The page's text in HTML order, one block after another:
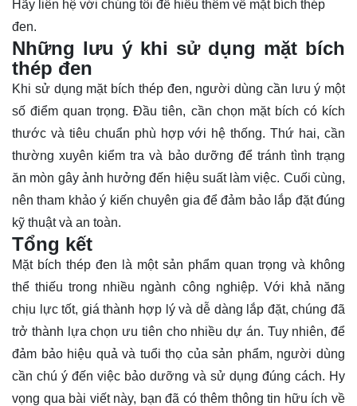
Hãy liên hệ với chúng tôi để hiểu thêm về mặt bích thép
đen.
Những lưu ý khi sử dụng mặt bích
thép đen
Khi sử dụng mặt bích thép đen, người dùng cần lưu ý một
số điểm quan trọng. Đầu tiên, cần chọn mặt bích có kích
thước và tiêu chuẩn phù hợp với hệ thống. Thứ hai, cần
thường xuyên kiểm tra và bảo dưỡng để tránh tình trạng
ăn mòn gây ảnh hưởng đến hiệu suất làm việc. Cuối cùng,
nên tham khảo ý kiến chuyên gia để đảm bảo lắp đặt đúng
kỹ thuật và an toàn.
Tổng kết
Mặt bích thép đen là một sản phẩm quan trọng và không
thể thiếu trong nhiều ngành công nghiệp. Với khả năng
chịu lực tốt, giá thành hợp lý và dễ dàng lắp đặt, chúng đã
trở thành lựa chọn ưu tiên cho nhiều dự án. Tuy nhiên, để
đảm bảo hiệu quả và tuổi thọ của sản phẩm, người dùng
cần chú ý đến việc bảo dưỡng và sử dụng đúng cách. Hy
vọng qua bài viết này, bạn đã có thêm thông tin hữu ích về